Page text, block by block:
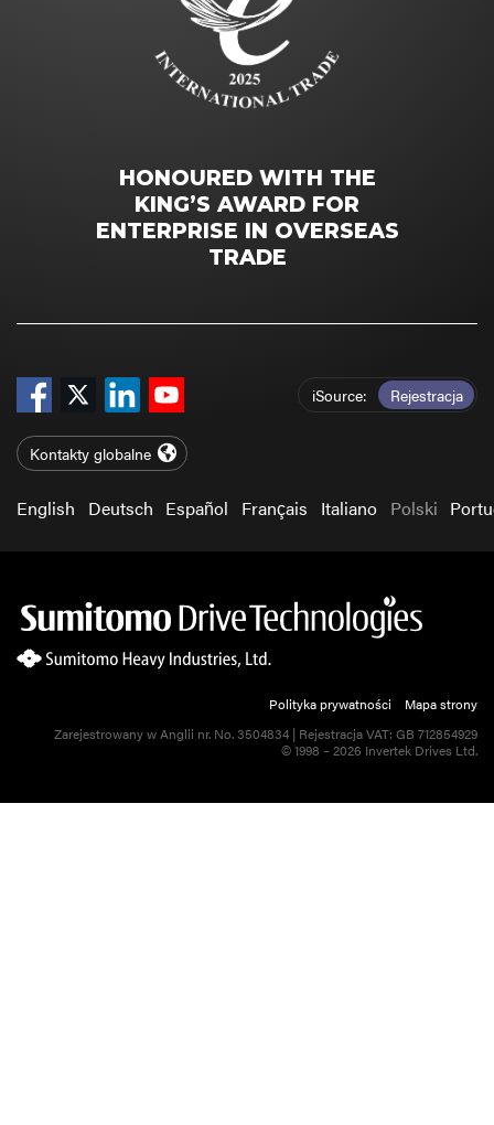
HONOURED WITH THE
KING’S AWARD FOR
ENTERPRISE IN OVERSEAS
TRADE
iSource Rejestracja
Kontakty globalne
English Deutsch Español Français Italiano Polski
Polityka prywatności
Mapa strony
Zarejestrowany w Anglii nr. No. 3504834 | Rejestracja VAT: GB 712854929
© 1998 – 2026 Invertek Drives Ltd.